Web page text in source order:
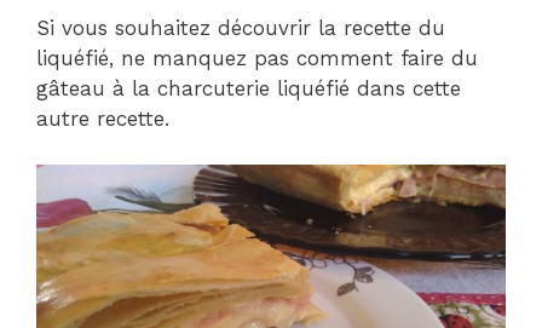
Si vous souhaitez découvrir la recette du
liquéfié, ne manquez pas comment faire du
gâteau à la charcuterie liquéfié dans cette
autre recette.